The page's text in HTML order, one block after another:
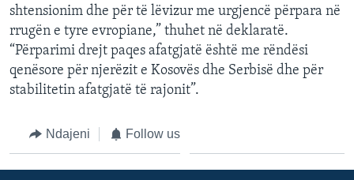
shtensionim dhe për të lëvizur me urgjencë përpara në
rrugën e tyre evropiane,” thuhet në deklaratë.
“Përparimi drejt paqes afatgjatë është me rëndësi
qenësore për njerëzit e Kosovës dhe Serbisë dhe për
stabilitetin afatgjatë të rajonit”.
Ndajeni Follow us